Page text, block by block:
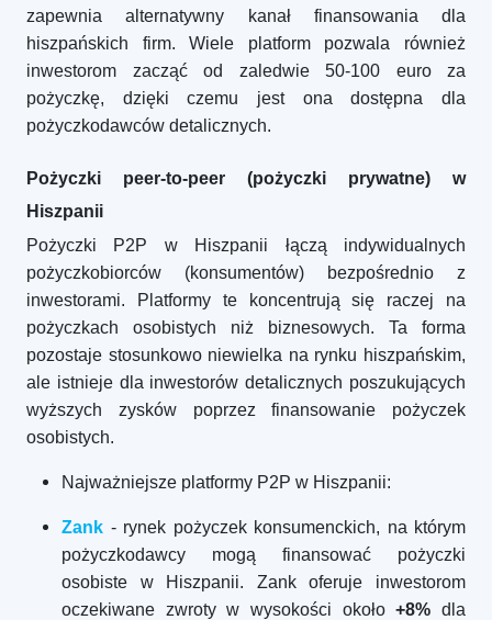
zapewnia alternatywny kanał finansowania dla
hiszpańskich firm. Wiele platform pozwala również
inwestorom zacząć od zaledwie 50-100 euro za
pożyczkę, dzięki czemu jest ona dostępna dla
pożyczkodawców detalicznych.
Pożyczki peer-to-peer (pożyczki prywatne) w
Hiszpanii
Pożyczki P2P w Hiszpanii łączą indywidualnych
pożyczkobiorców (konsumentów) bezpośrednio z
inwestorami. Platformy te koncentrują się raczej na
pożyczkach osobistych niż biznesowych. Ta forma
pozostaje stosunkowo niewielka na rynku hiszpańskim,
ale istnieje dla inwestorów detalicznych poszukujących
wyższych zysków poprzez finansowanie pożyczek
osobistych.
Najważniejsze platformy P2P w Hiszpanii:
Zank - rynek pożyczek konsumenckich, na którym
pożyczkodawcy mogą finansować pożyczki
osobiste w Hiszpanii. Zank oferuje inwestorom
oczekiwane zwroty w wysokości około+8% dla